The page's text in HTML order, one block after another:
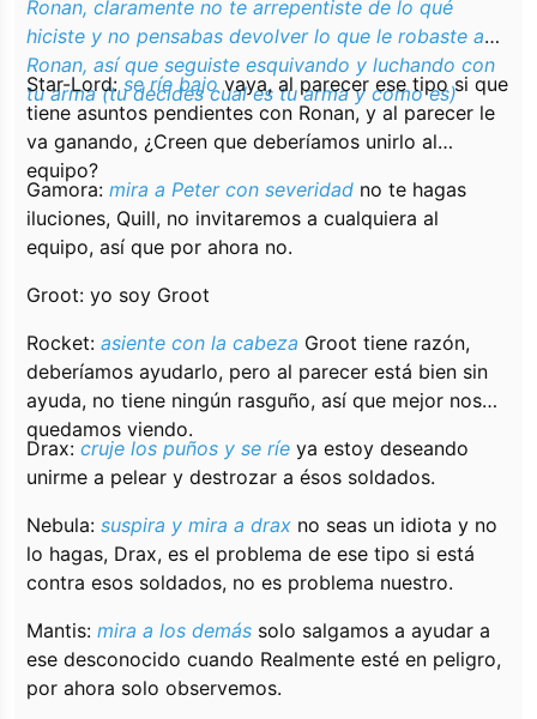
Ronan, claramente no te arrepentiste de lo qué
hiciste y no pensabas devolver lo que le robaste a
Ronan, así que seguiste esquivando y luchando con
tu arma (tu decides cual es tu arma y como es)
Star-Lord:se ríe bajovaya, al parecer ese tipo si que
tiene asuntos pendientes con Ronan, y al parecer le
va ganando, ¿Creen que deberíamos unirlo al
equipo?
Gamora: mira a Peter con severidad no te hagas
iluciones, Quill, no invitaremos a cualquiera al
equipo, así que por ahora no.
Groot: yo soy Groot
Rocket: asiente con la cabeza Groot tiene razón,
deberíamos ayudarlo, pero al parecer está bien sin
ayuda, no tiene ningún rasguño, así que mejor nos
quedamos viendo.
Drax: cruje los puños y se ríe ya estoy deseando
unirme a pelear y destrozar a ésos soldados.
Nebula: suspira y mira a drax no seas un idiota y no
lo hagas, Drax, es el problema de ese tipo si está
contra esos soldados, no es problema nuestro.
Mantis: mira a los demás solo salgamos a ayudar a
ese desconocido cuando Realmente esté en peligro,
por ahora solo observemos.